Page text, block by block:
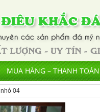
MUA HÀNG – THANH TOÁN
04